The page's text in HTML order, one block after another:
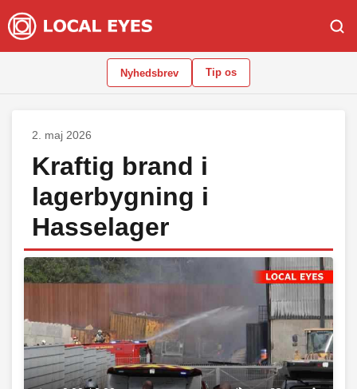
Nyhedsbrev Tip os
2. maj 2026
Kraftig brand i
lagerbygning i
Hasselager